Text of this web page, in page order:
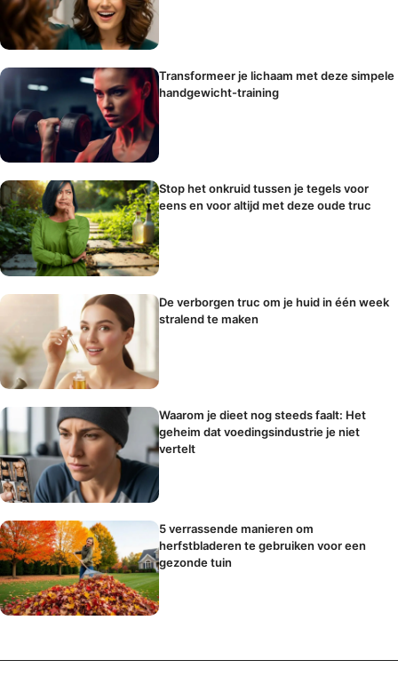
Transformeer je lichaam met deze simpele
handgewicht-training
Stop het onkruid tussen je tegels voor
eens en voor altijd met deze oude truc
De verborgen truc om je huid in één week
stralend te maken
Waarom je dieet nog steeds faalt: Het
geheim dat voedingsindustrie je niet
vertelt
5 verrassende manieren om
herfstbladeren te gebruiken voor een
gezonde tuin